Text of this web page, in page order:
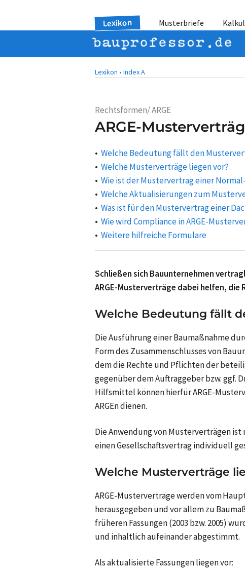
Lexikon Musterbriefe
Lexikon • Index A
Rechtsformen/ ARGE
ARGE-
Welche Bedeutung fällt den
Welche Musterverträge liegen vor?
Wie ist der Mustervertrag einer
Welche Aktualisierungen zum
Was ist für den Mustervertrag einer
Wie wird Compliance in ARGE-
Weitere hilfreiche Formulare
Schließen sich Bauunternehmen
ARGE-Musterverträge dabei helfen,
Welche Bedeutung fällt
Die Ausführung einer Baumaßnahme
Form des Zusammenschlusses von
dem die Rechte und Pflichten der
gegenüber dem Auftraggeber bzw. ggf.
Hilfsmittel können hierfür ARGE-
ARGEn dienen.
Die Anwendung von Musterverträgen ist
einen Gesellschaftsvertrag individuell
Welche Musterverträge
ARGE-Musterverträge werden vom
herausgegeben und vor allem zu
früheren Fassungen (2003 bzw. 2005)
und inhaltlich aufeinander abgestimmt.
Als aktualisierte Fassungen liegen vor: